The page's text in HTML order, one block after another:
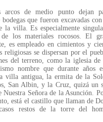
arcos de medio punto dejan
que fueron excavadas
la villa. Es especialmente
los materiales rocosos. El
es empleado en cimientos y
religiosas se dispersan por el
del terreno, como la iglesia
nombre que durante años
villa antigua, la ermita de la
San Albin, y la Cruz, quizá un
Nuestra Señora de la Asunción.
está el castillo que llaman de
restos de la torre del